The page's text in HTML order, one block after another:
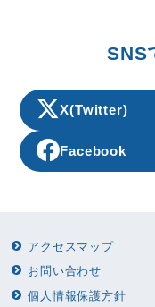
SNS
X(Twitter)
Facebook
アクセスマップ
お問い合わせ
個人情報保護方針